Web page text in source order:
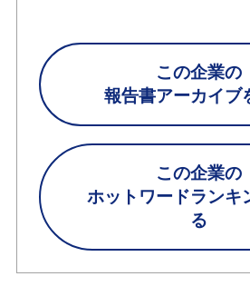
この企業の
報告書アーカイブ
この企業の
ホットワードランキ
る